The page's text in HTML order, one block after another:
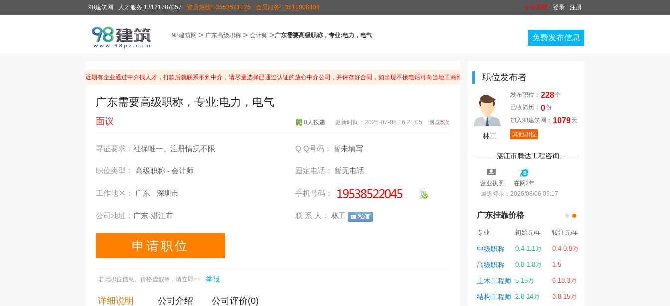
98建筑网 人才服务:13121787057 资质热线:13552591125 会员服务:13511008404 企业直聘 登录 注册
98建筑网 > 广东高级职称 > 会计师 >广东需要高级职称，专业:电力，电气 免费发布信息
温馨提示：由于近期有企业通过中介找人才，打款后就联系不到中介，请尽量选择已通过认证的放心中介公司，并保存好合同，如出现不接电话可向当地工商部门举报。
广东需要高级职称，专业:电力，电气
面议 更新时间：2026-07-08 16:21:05 浏览5次
0人投递
寻证要求： 社保唯一、注册情况不限
职位类型： 高级职称 - 会计师
工作地区： 广东 - 深圳市
公司地址： 广东-湛江市
Q Q号码： 暂未填写
固定电话： 暂无电话
手机号码：
联 系 人： 林工
申请职位
若此职位信息、价格虚假等，请立即>> 举报
详细说明 公司介绍 公司评价(0)
职位发布者
林工
发布职位： 228个
已收简历： 0份
加入98建筑网： 1079天
其他职位
湛江市腾达工程咨询有限公司
营业执照
2
在网2年
最近登录： 2026/08/06 05:17
广东挂靠价格
专业 初始元/年 转注元/年
中级职称 0.4-1.1万 0.4-0.9万
高级职称 0.8-1.8万 1.5
土木工程师 5-15万 6-18.3万
结构工程师 2.8-14万 3.8-15万